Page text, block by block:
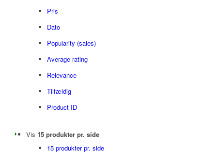
Pris
Dato
Popularity (sales)
Average rating
Relevance
Tilfældig
Product ID
Vis 15 produkter pr. side
15 produkter pr. side